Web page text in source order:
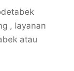
, layanan
atau